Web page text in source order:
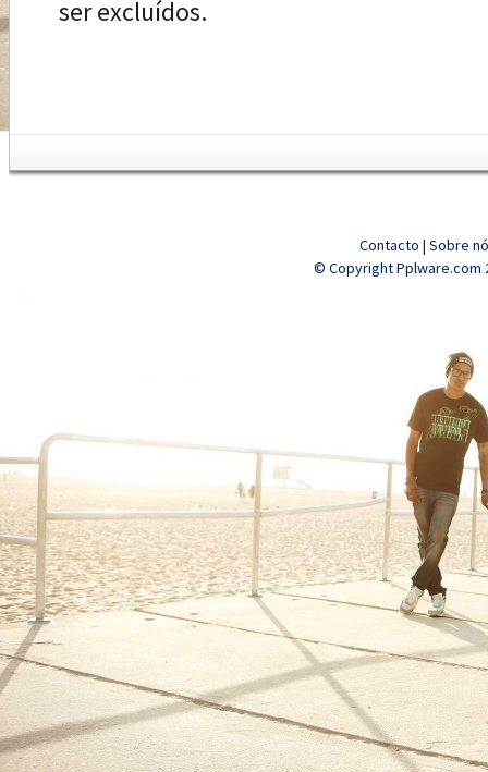
ser excluídos.
Contacto | Sobre
© Copyright Pplware.com